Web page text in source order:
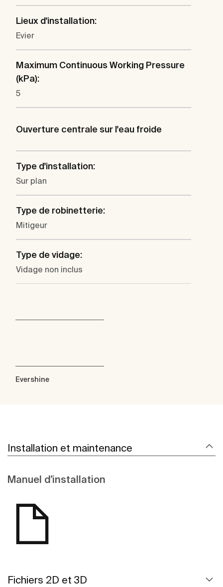
Lieux d'installation:
Evier
Maximum Continuous Working Pressure
(kPa):
5
Ouverture centrale sur l'eau froide
Type d'installation:
Sur plan
Type de robinetterie:
Mitigeur
Type de vidage:
Vidage non inclus
Evershine
Installation et maintenance
Manuel d'installation
Fichiers 2D et 3D